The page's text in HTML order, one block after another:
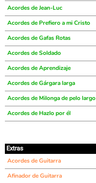
Acordes de Jean-Luc
Acordes de Prefiero a mi Cristo
Acordes de Gafas Rotas
Acordes de Soldado
Acordes de Aprendizaje
Acordes de Gárgara larga
Acordes de Milonga de pelo largo
Acordes de Hazlo por él
Extras
Acordes de Guitarra
Afinador de Guitarra